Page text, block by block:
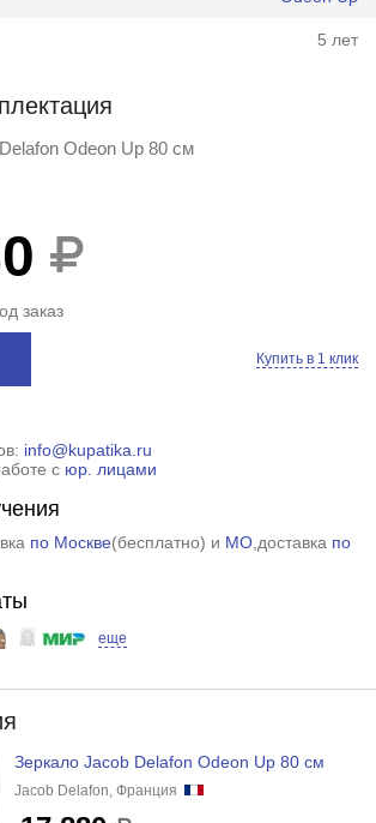
5 лет
Odeon Up 80 см
заказ
Купить в 1 клик
info@kupatika.ru
с юр. лицами
по Москве(бесплатно) и МО,доставка по
еще
Зеркало Jacob Delafon Odeon Up 80 см
Jacob Delafon, Франция